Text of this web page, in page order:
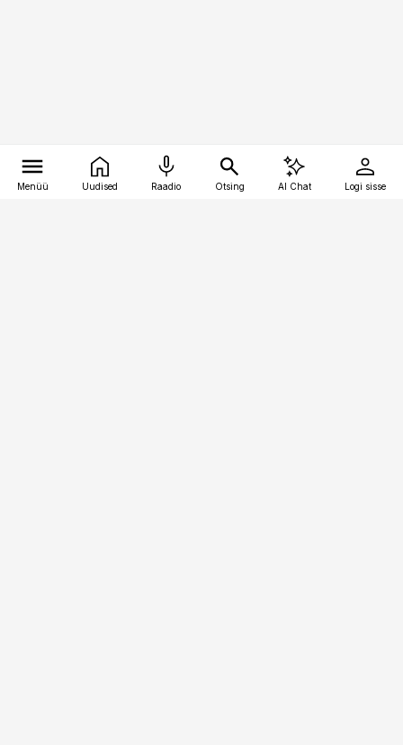
Menüü Uudised Raadio Otsing AI Chat Logi sisse